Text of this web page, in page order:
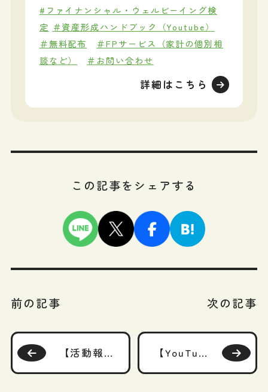
#ファイナンシャル・ウェルビーイング検
定 ＃資産形成ハンドブック（Youtube）
＃無料配布
＃FPサービス（家計の個別相
談など）
＃お問い合わせ
詳細はこちら
この記事をシェアする
前の記事
【活動報告】ジャパンネクスト証券「よるかぶラボ」に「ETF（上場投資信託）のメリット・デメリットと、選ぶときのポイント」が掲載されました！
次の記事
【YouTube】「世界株式インデックス（オールカントリー）に、20年間ほったらかし投資をしたら、、、」をアップしています！